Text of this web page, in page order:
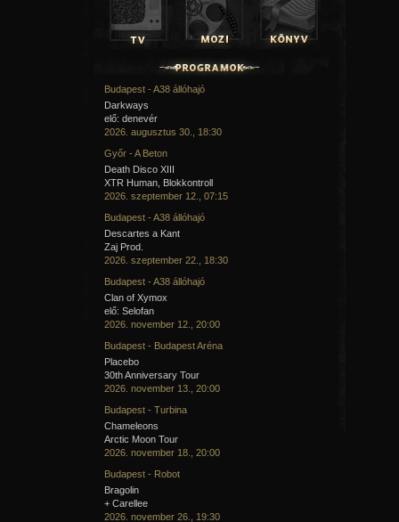
Budapest - A38 állóhajó
Darkways
elő: denevér
2026. augusztus 30., 18:30
Győr - A Beton
Death Disco XIII
XTR Human, Blokkontroll
2026. szeptember 12., 07:15
Budapest - A38 állóhajó
Descartes a Kant
Zaj Prod.
2026. szeptember 22., 18:30
Budapest - A38 állóhajó
Clan of Xymox
elő: Selofan
2026. november 12., 20:00
Budapest - Budapest Aréna
Placebo
30th Anniversary Tour
2026. november 13., 20:00
Budapest - Turbina
Chameleons
Arctic Moon Tour
2026. november 18., 20:00
Budapest - Robot
Bragolin
+ Carellee
2026. november 26., 19:30